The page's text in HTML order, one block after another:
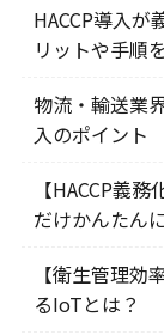
HACCP導入が
リットや手順
物流・輸送業
入のポイント
【HACCP義
だけかんたん
【衛生管理効
るIoTとは？